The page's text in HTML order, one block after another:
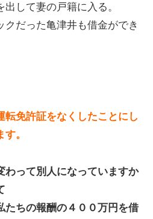
して妻の戸籍に入る。
クだった亀津井も借金ができ
転免許証をなくしたことにし
。
わって別人になっていますか
たちの報酬の４００万円を借